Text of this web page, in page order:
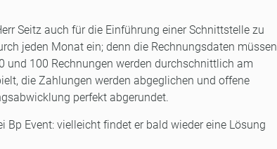
Seitz auch für die Einführung einer Schnittstelle zu
jeden Monat ein; denn die Rechnungsdaten müssen
100 Rechnungen werden durchschnittlich am
die Zahlungen werden abgeglichen und offene
perfekt abgerundet.
Event: vielleicht findet er bald wieder eine Lösung